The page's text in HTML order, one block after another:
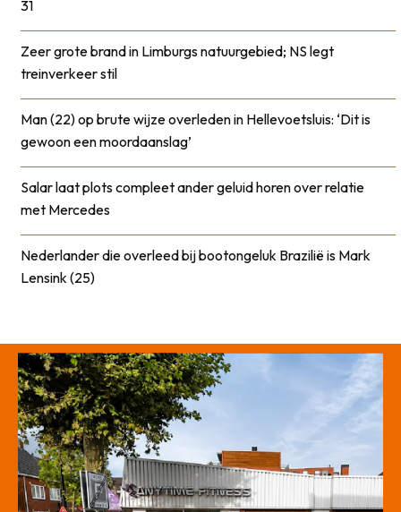
31
Zeer grote brand in Limburgs natuurgebied; NS legt
treinverkeer stil
Man (22) op brute wijze overleden in Hellevoetsluis: ‘Dit is
gewoon een moordaanslag’
Salar laat plots compleet ander geluid horen over relatie
met Mercedes
Nederlander die overleed bij bootongeluk Brazilië is Mark
Lensink (25)